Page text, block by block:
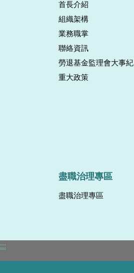
首長介紹
組織架構
業務職掌
聯絡資訊
勞退基金監理會大事紀
重大政策
盡職治理專區
盡職治理專區
:::